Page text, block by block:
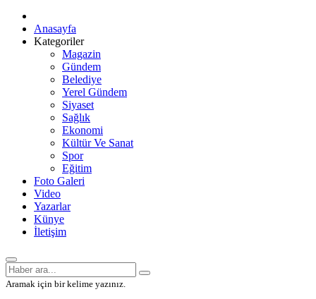
Anasayfa
Kategoriler
Magazin
Gündem
Belediye
Yerel Gündem
Siyaset
Sağlık
Ekonomi
Kültür Ve Sanat
Spor
Eğitim
Foto Galeri
Video
Yazarlar
Künye
İletişim
Aramak için bir kelime yazınız.